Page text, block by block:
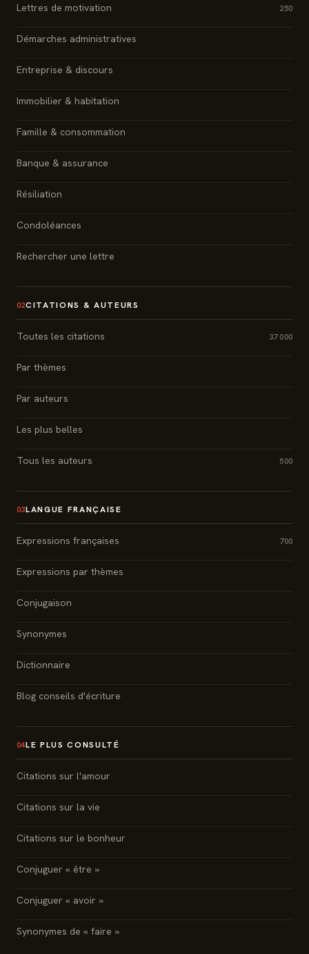
Lettres de motivation 250
Démarches administratives
Entreprise & discours
Immobilier & habitation
Famille & consommation
Banque & assurance
Résiliation
Condoléances
Rechercher une lettre
02CITATIONS & AUTEURS
Toutes les citations 37 000
Par thèmes
Par auteurs
Les plus belles
Tous les auteurs 500
03LANGUE FRANÇAISE
Expressions françaises 700
Expressions par thèmes
Conjugaison
Synonymes
Dictionnaire
Blog conseils d'écriture
04LE PLUS CONSULTÉ
Citations sur l'amour
Citations sur la vie
Citations sur le bonheur
Conjuguer « être »
Conjuguer « avoir »
Synonymes de « faire »